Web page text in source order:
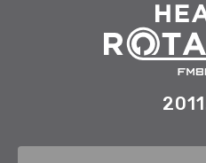
索
GUEST CALENDAR